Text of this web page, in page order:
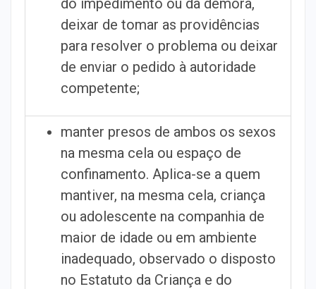
deixar de tomar as providências
para resolver o problema ou deixar
de enviar o pedido à autoridade
competente;
manter presos de ambos os sexos
na mesma cela ou espaço de
confinamento. Aplica-se a quem
mantiver, na mesma cela, criança
ou adolescente na companhia de
maior de idade ou em ambiente
inadequado, observado o disposto
no Estatuto da Criança e do